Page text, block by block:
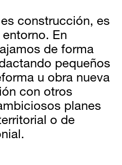
construcción, es
En
de forma
pequeños
u obra nueva
con otros
planes
o de